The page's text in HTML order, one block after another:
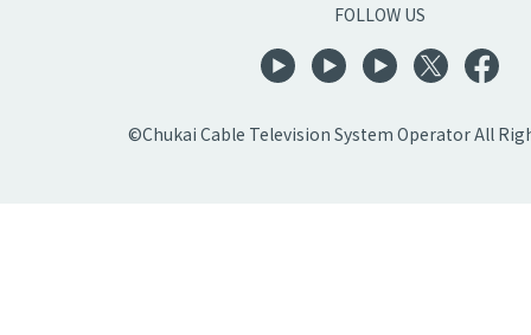
FOLLOW US
©Chukai Cable Television System Operator All